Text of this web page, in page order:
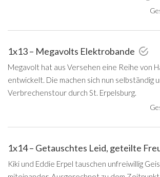
1x13 – Megavolts Elektrobande
Megavolt hat aus Versehen eine Reihe von
entwickelt. Die machen sich nun selbständig
Verbrechenstour durch St. Erpelsburg.
1x14 – Getauschtes Leid, geteilte
Kiki und Eddie Erpel tauschen unfreiwillig